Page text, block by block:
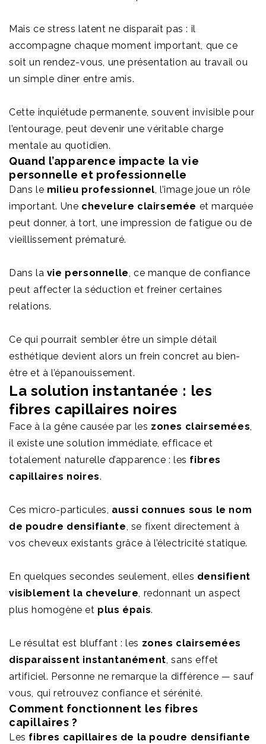
Mais ce stress latent ne disparaît pas : il
accompagne chaque moment important, que ce
soit un rendez-vous, une présentation au travail ou
un simple dîner entre amis.
Cette inquiétude permanente, souvent invisible pour
l’entourage, peut devenir une véritable charge
mentale au quotidien.
Quand l’apparence impacte la vie
personnelle et professionnelle
Dans le milieu professionnel, l’image joue un rôle
important. Une chevelure clairsemée et marquée
peut donner, à tort, une impression de fatigue ou de
vieillissement prématuré.
Dans la vie personnelle, ce manque de confiance
peut affecter la séduction et freiner certaines
relations.
Ce qui pourrait sembler être un simple détail
esthétique devient alors un frein concret au bien-
être et à l’épanouissement.
La solution instantanée : les
fibres capillaires noires
Face à la gêne causée par les zones clairsemées,
il existe une solution immédiate, efficace et
totalement naturelle d’apparence : les fibres
capillaires noires.
Ces micro-particules, aussi connues sous le nom
de poudre densifiante, se fixent directement à
vos cheveux existants grâce à l’électricité statique.
En quelques secondes seulement, elles densifient
visiblement la chevelure, redonnant un aspect
plus homogène et plus épais.
Le résultat est bluffant : les zones clairsemées
disparaissent instantanément, sans effet
artificiel. Personne ne remarque la différence — sauf
vous, qui retrouvez confiance et sérénité.
Comment fonctionnent les fibres
capillaires ?
Les fibres capillaires de la poudre densifiante